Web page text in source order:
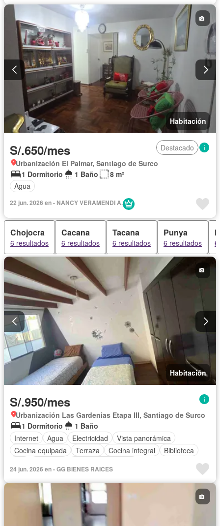
Habitación
S/.650/mes
Destacado
Urbanización El Palmar, Santiago de Surco
1 Dormitorio
1 Baño
8 m²
Agua
22 jun. 2026 en - NANCY VERAMENDI A.
Chojocra
6 resultados
Cacana
6 resultados
Tacana
6 resultados
Punya
6 resultados
Habitación
S/.950/mes
Urbanización Las Gardenias Etapa III, Santiago de Surco
1 Dormitorio
1 Baño
Internet
Agua Electricidad
Vista panorámica
Cocina equipada
Terraza Cocina integral
Biblioteca
Completamente amoblado
24 jun. 2026 en - GG BIENES RAICES